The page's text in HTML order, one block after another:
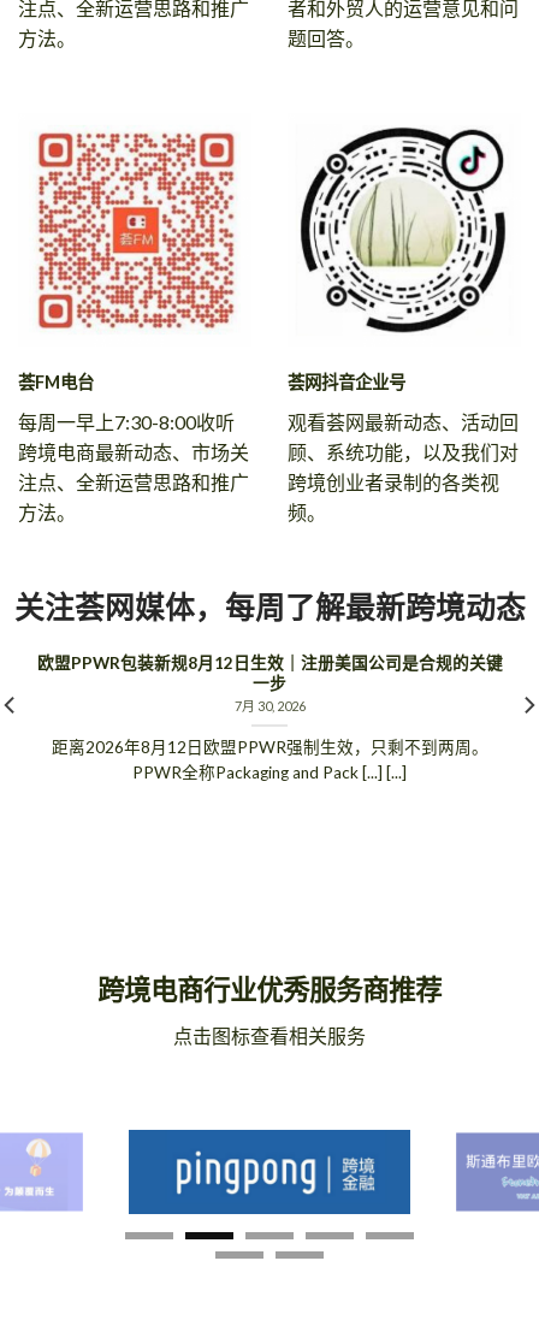
注点、全新运营思路和推广
方法。
者和外贸人的运营意见和问
题回答。
荟FM电台
每周一早上7:30-8:00收听
跨境电商最新动态、市场关
注点、全新运营思路和推广
方法。
荟网抖音企业号
观看荟网最新动态、活动回
顾、系统功能，以及我们对
跨境创业者录制的各类视
频。
关注荟网媒体，每周了解最新跨境动态
欧盟PPWR包装新规8月12日生效｜注册美国公司是合规的关键
一步
7月 30, 2026
距离2026年8月12日欧盟PPWR强制生效，只剩不到两周。
PPWR全称Packaging and Pack [...] [...]
跨境电商行业优秀服务商推荐
点击图标查看相关服务